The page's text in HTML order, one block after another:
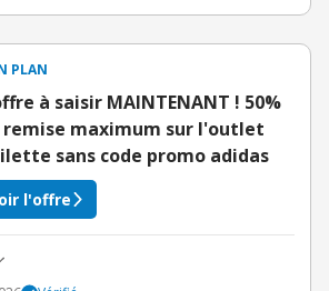
PLAN
à saisir MAINTENANT ! 50%
remise maximum sur l'outlet
sans code promo adidas
l'offre